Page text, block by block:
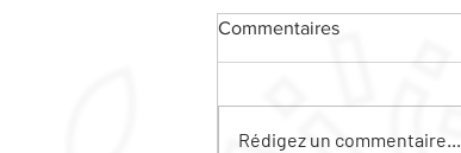
Commentaires
Rédigez un commentaire...